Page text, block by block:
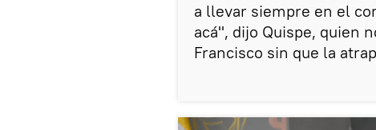
a llevar siempre en el
acá", dijo Quispe, quien
Francisco sin que la